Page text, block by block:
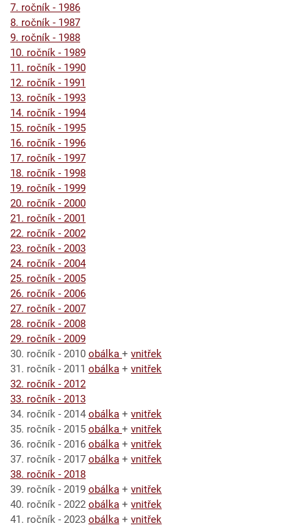
7. ročník - 1986
8. ročník - 1987
9. ročník - 1988
10. ročník - 1989
11. ročník - 1990
12. ročník - 1991
13. ročník - 1993
14. ročník - 1994
15. ročník - 1995
16. ročník - 1996
17. ročník - 1997
18. ročník - 1998
19. ročník - 1999
20. ročník - 2000
21. ročník - 2001
22. ročník - 2002
23. ročník - 2003
24. ročník - 2004
25. ročník - 2005
26. ročník - 2006
27. ročník - 2007
28. ročník - 2008
29. ročník - 2009
30. ročník - 2010 obálka + vnitřek
31. ročník - 2011 obálka + vnitřek
32. ročník - 2012
33. ročník - 2013
34. ročník - 2014 obálka + vnitřek
35. ročník - 2015 obálka + vnitřek
36. ročník - 2016 obálka + vnitřek
37. ročník - 2017 obálka + vnitřek
38. ročník - 2018
39. ročník - 2019 obálka + vnitřek
40. ročník - 2022 obálka + vnitřek
41. ročník - 2023 obálka + vnitřek